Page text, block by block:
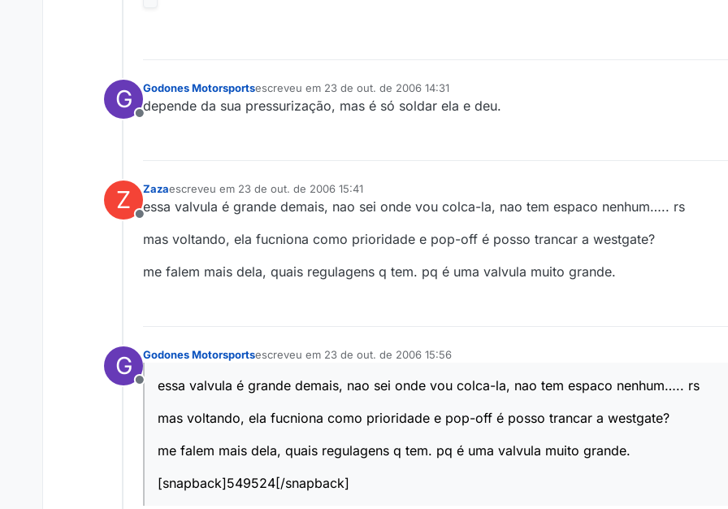
G
Offline
Godones Motorsportsescreveu em 23 de out. de 2006 14:31
última edição por
depende da sua pressurização, mas é só soldar ela e deu.
Z
Offline
Zazaescreveu em 23 de out. de 2006 15:41
última edição por
essa valvula é grande demais, nao sei onde vou colca-la, nao tem espaco nenhum….. rs
mas voltando, ela fucniona como prioridade e pop-off é posso trancar a westgate?
me falem mais dela, quais regulagens q tem. pq é uma valvula muito grande.
G
Offline
Godones Motorsportsescreveu em 23 de out. de 2006 15:56
última edição por
essa valvula é grande demais, nao sei onde vou colca-la, nao tem espaco nenhum….. rs
mas voltando, ela fucniona como prioridade e pop-off é posso trancar a westgate?
me falem mais dela, quais regulagens q tem. pq é uma valvula muito grande.
[snapback]549524[/snapback]